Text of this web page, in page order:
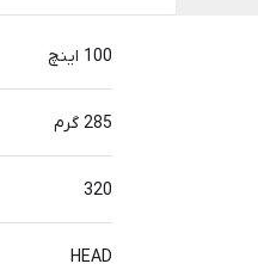
100 اینچ
285 گرم
320
HEAD